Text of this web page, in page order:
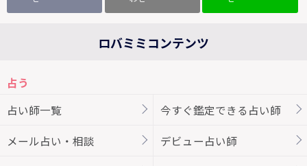
ロバミミコンテンツ
占う
占い師一覧
今すぐ鑑定できる占い師
メール占い・相談 デビュー占い師